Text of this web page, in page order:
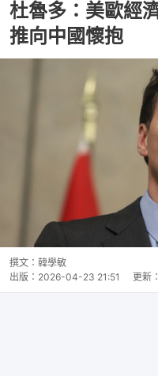
杜魯多：美歐經
推向中國懷抱
撰文： 韓學敏
出版： 2026-04-23 21:51 更新：